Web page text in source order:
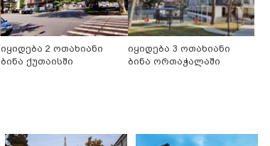
იყიდება 2 ოთახიანი
ბინა ქუთაისში
იყიდება 3 ოთახიანი
ბინა ორთაჭალაში